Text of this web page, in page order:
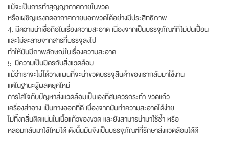
แม้จะเป็นการทำสุญญากาศภายในขวด
หรือเผชิญแรงกดอากาศภายนอกขวดได้อย่างมีประสิทธิภาพ
4. มีความน่าเชื่อถือในเรื่องความสะอาด เนื่องจากเป็นบรรจุภัณฑ์ที่ไม่ปนเปื้อน
และไม่ละลายจากสารที่บรรจุลงไป
ทำให้มันมีภาพลักษณ์ในเรื่องความสะอาด
5. มีความเป็นมิตรกับสิ่งแวดล้อม
แม้ว่าเราจะไม่ได้วางแผนที่จะนำขวดบรรจุสินค้าของเรากลับมาใช้งาน
แต่ในฐานะผู้ผลิตยุคใหม่
การใส่ใจกับปัญหาสิ่งแวดล้อมเป็นเองที่สมควรกระทำ ขวดแก้ว
เครื่องสำอาง เป็นทางออกที่ดี เนื่องจากมันทำความสะอาดได้ง่าย
ไม่ทิ้งกลิ่นติดแน่นในเนื้อแก้วของขวด และยังสามารนำมาใช้ซ้ำ หรือ
หลอมกลับมาใช้ใหม่ได้ ดังนั้นมันจึงเป็นบรรจุภัณฑ์ที่รักษาสิ่งแวดล้อมได้ดี